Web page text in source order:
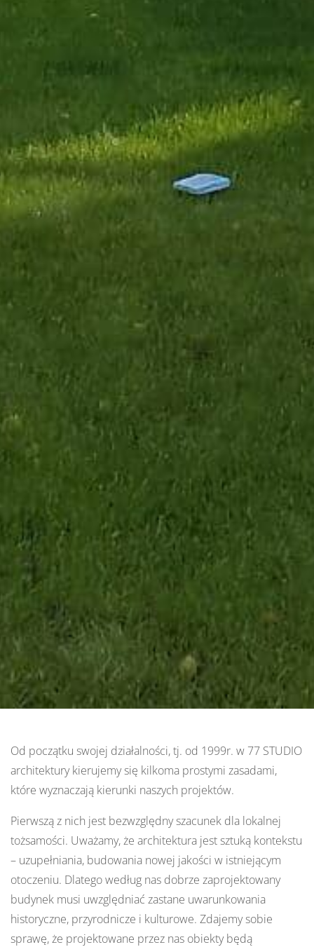
Od początku swojej działalności, tj. od 1999r. w 77 STUDIO
architektury kierujemy się kilkoma prostymi zasadami,
które wyznaczają kierunki naszych projektów.
Pierwszą z nich jest bezwzględny szacunek dla lokalnej
tożsamości. Uważamy, że architektura jest sztuką kontekstu
– uzupełniania, budowania nowej jakości w istniejącym
otoczeniu. Dlatego według nas dobrze zaprojektowany
budynek musi uwzględniać zastane uwarunkowania
historyczne, przyrodnicze i kulturowe. Zdajemy sobie
sprawę, że projektowane przez nas obiekty będą